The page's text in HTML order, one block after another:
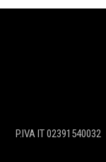
P.IVA IT 02391540032